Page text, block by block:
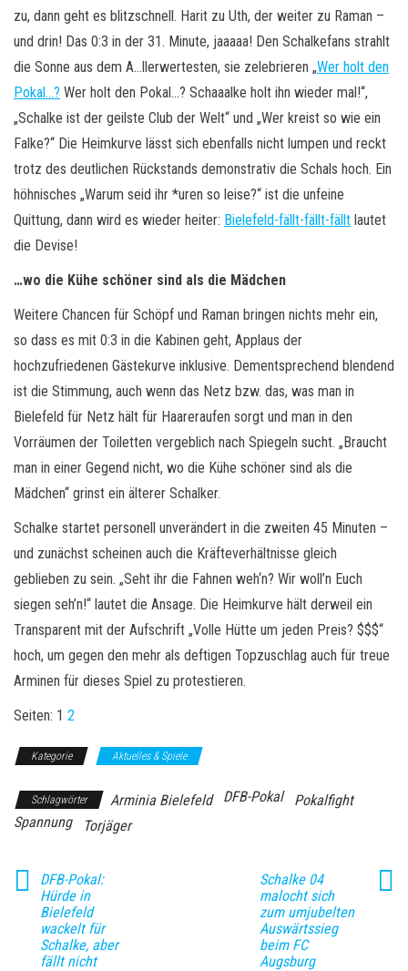
zu, dann geht es blitzschnell. Harit zu Uth, der weiter zu Raman –
und drin! Das 0:3 in der 31. Minute, jaaaaa! Den Schalkefans strahlt
die Sonne aus dem A…llerwertesten, sie zelebrieren „Wer holt den
Pokal…? Wer holt den Pokal…? Schaaalke holt ihn wieder mal!“,
„Schalke ist der geilste Club der Welt“ und „Wer kreist so wie ein
Falke?“ Die Heimkurve lässt sich ebenfalls nicht lumpen und reckt
trotz des deutlichen Rückstands demonstrativ die Schals hoch. Ein
höhnisches „Warum seid ihr *uren so leise?“ ist die unfeine
Quittung, dann wird es wieder heiter: Bielefeld-fällt-fällt-fällt lautet
die Devise!
…wo die Kühe schöner sind als die Mädchen
Weitere Chancen für Schöpf und Raman bringen nichts mehr ein,
so dass es mit 0:3 in die Kabinen geht, Applaus der
hochzufriedenen Gästekurve inklusive. Dementsprechend blendend
ist die Stimmung, auch wenn das Netz bzw. das, was man in
Bielefeld für Netz hält für Haareraufen sorgt und man in den
Vorräumen der Toiletten vergeblich nach Spiegeln sucht. „Braucht
man in einer Gegend nicht, wo die Kühe schöner sind als die
Mädchen“ grinst ein älterer Schalker.
Schalke startet personell unverändert in die zweiten 45 Minuten –
und zunächst scheinen auch die Kräfteverhältnisse gleich
geblieben zu sein. „Seht ihr die Fahnen weh‘n? Wir woll’n Euch
siegen seh’n!“ lautet die Ansage. Die Heimkurve hält derweil ein
Transparent mit der Aufschrift „Volle Hütte um jeden Preis? $$$“
hoch, um gegen den mehr als deftigen Topzuschlag auch für treue
Arminen für dieses Spiel zu protestieren.
Seiten: 1 2
Kategorie Aktuelles & Spiele
Schlagwörter Arminia Bielefeld DFB-Pokal
Pokalfight
Spannung
Torjäger
DFB-Pokal:
Hürde in
Bielefeld
wackelt für
Schalke, aber
fällt nicht
Schalke 04
malocht sich
zum umjubelten
Auswärtssieg
beim FC
Augsburg